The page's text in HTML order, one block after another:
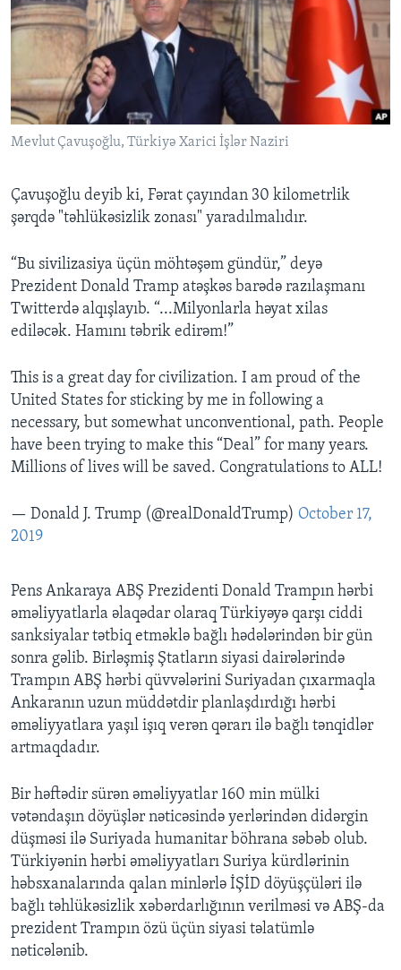
Mevlut Çavuşoğlu, Türkiyə Xarici İşlər Naziri
Çavuşoğlu deyib ki, Fərat çayından 30 kilometrlik
şərqdə "təhlükəsizlik zonası" yaradılmalıdır.
“Bu sivilizasiya üçün möhtəşəm gündür,” deyə
Prezident Donald Tramp atəşkəs barədə razılaşmanı
Twitterdə alqışlayıb. “...Milyonlarla həyat xilas
ediləcək. Hamını təbrik edirəm!”
This is a great day for civilization. I am proud of the
United States for sticking by me in following a
necessary, but somewhat unconventional, path. People
have been trying to make this “Deal” for many years.
Millions of lives will be saved. Congratulations to ALL!
— Donald J. Trump (@realDonaldTrump) October 17,
2019
Pens Ankaraya ABŞ Prezidenti Donald Trampın hərbi
əməliyyatlarla əlaqədar olaraq Türkiyəyə qarşı ciddi
sanksiyalar tətbiq etməklə bağlı hədələrindən bir gün
sonra gəlib. Birləşmiş Ştatların siyasi dairələrində
Trampın ABŞ hərbi qüvvələrini Suriyadan çıxarmaqla
Ankaranın uzun müddətdir planlaşdırdığı hərbi
əməliyyatlara yaşıl işıq verən qərarı ilə bağlı tənqidlər
artmaqdadır.
Bir həftədir sürən əməliyyatlar 160 min mülki
vətəndaşın döyüşlər nəticəsində yerlərindən didərgin
düşməsi ilə Suriyada humanitar böhrana səbəb olub.
Türkiyənin hərbi əməliyyatları Suriya kürdlərinin
həbsxanalarında qalan minlərlə İŞİD döyüşçüləri ilə
bağlı təhlükəsizlik xəbərdarlığının verilməsi və ABŞ-da
prezident Trampın özü üçün siyasi təlatümlə
nəticələnib.